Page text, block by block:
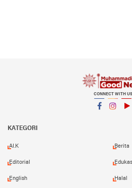
CONNECT WITH US
KATEGORI
AI.K Berita
Editorial
English Halal